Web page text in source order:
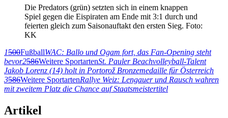
Die Predators (grün) setzten sich in einem knappen
Spiel gegen die Eispiraten am Ende mit 3:1 durch und
feierten gleich zum Saisonauftakt den ersten Sieg. Foto:
KK
1500FußballWAC: Ballo und Ogam fort, das Fan-Opening steht
bevor2586Weitere SportartenSt. Pauler Beachvolleyball-Talent
Jakob Lorenz (14) holt in Portorož Bronzemedaille für Österreich
3586Weitere SportartenRallye Weiz: Lengauer und Rausch wahren
mit zweitem Platz die Chance auf Staatsmeistertitel
Artikel